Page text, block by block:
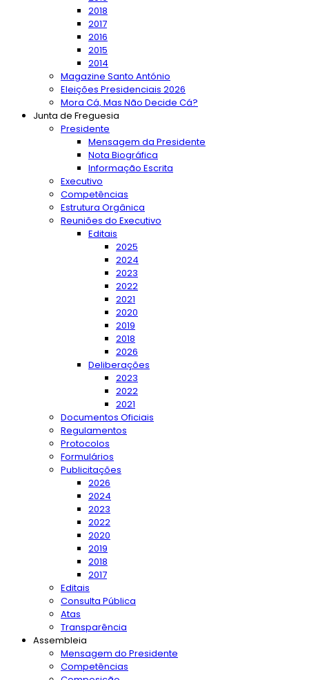
2018
2017
2016
2015
2014
Magazine Santo António
Eleições Presidenciais 2026
Mora Cá, Mas Não Decide Cá?
Junta de Freguesia
Presidente
Mensagem da Presidente
Nota Biográfica
Informação Escrita
Executivo
Competências
Estrutura Orgânica
Reuniões do Executivo
Editais
2025
2024
2023
2022
2021
2020
2019
2018
2026
Deliberações
2023
2022
2021
Documentos Oficiais
Regulamentos
Protocolos
Formulários
Publicitações
2026
2024
2023
2022
2020
2019
2018
2017
Editais
Consulta Pública
Atas
Transparência
Assembleia
Mensagem do Presidente
Competências